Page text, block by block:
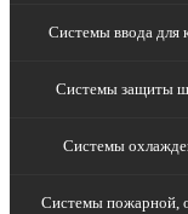
Системы ввода для
Системы защиты
Системы
Системы пожарной,